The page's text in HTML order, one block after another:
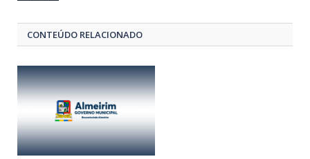
CONTEÚDO RELACIONADO